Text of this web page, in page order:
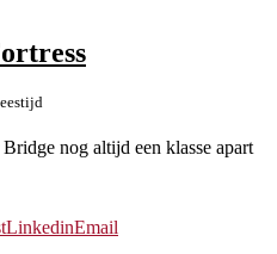
nog altijd een klasse apart
LinkedinEmail